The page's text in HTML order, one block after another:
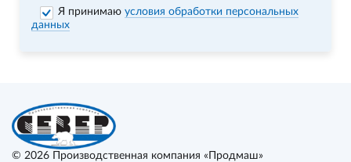
Я принимаюусловия обработки персональных
данных
© 2026 Производственная компания «Продмаш»